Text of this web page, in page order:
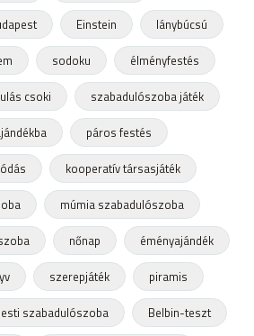
Einstein
lánybúcsú
sodoku
élményfestés
csoki
szabadulószoba játék
páros festés
kooperatív társasjáték
múmia szabadulószoba
nőnap
éményajándék
szerepjáték
piramis
szabadulószoba
Belbin-teszt